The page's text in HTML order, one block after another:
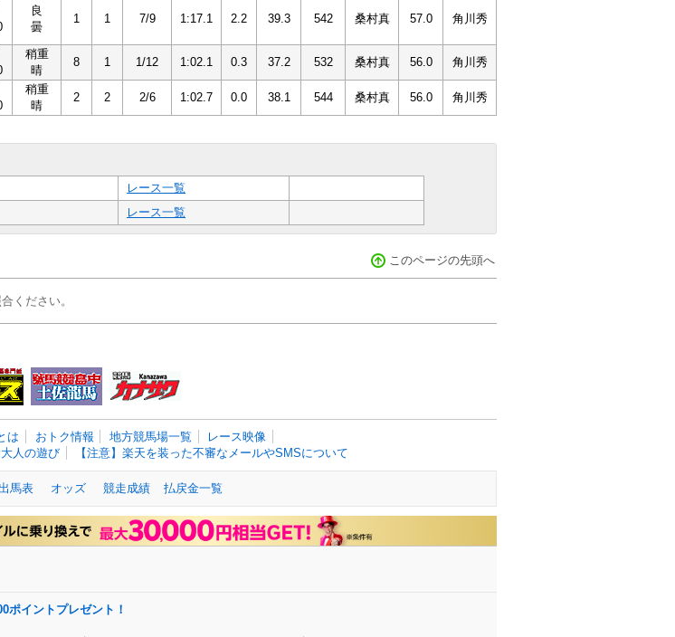
良
曇
1 1 7/9 1:17.1 2.2 39.3 542 桑村真 57.0 角川秀
稍重
晴
8 1 1/12 1:02.1 0.3 37.2 532 桑村真 56.0 角川秀
稍重
晴
2 2 2/6 1:02.7 0.0 38.1 544 桑村真 56.0 角川秀
レース一覧
レース一覧
このページの先頭へ
ください。
は おトク情報 地方競馬場一覧
レース映像
人の遊び
【注意】楽天を装った不審なメールやSMSについて
馬表 オッズ 競走成績 払戻金一覧
ポイントプレゼント！